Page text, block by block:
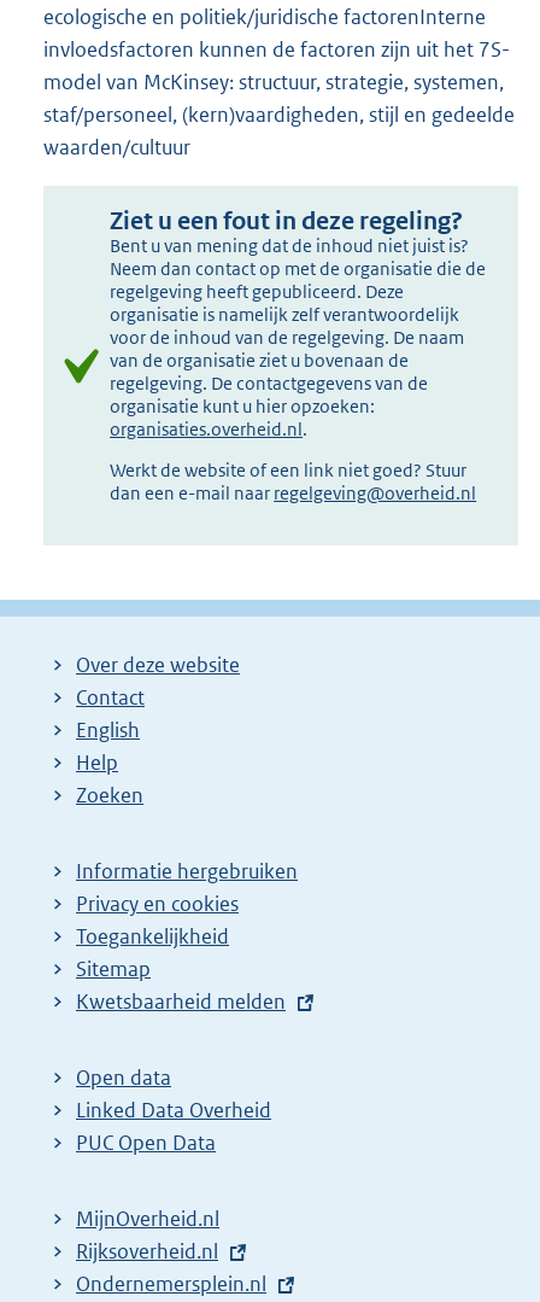
ecologische en politiek/juridische factorenInterne
invloedsfactoren kunnen de factoren zijn uit het 7S-
model van McKinsey: structuur, strategie, systemen,
staf/personeel, (kern)vaardigheden, stijl en gedeelde
waarden/cultuur
Ziet u een fout in deze regeling?
Bent u van mening dat de inhoud niet juist is?
Neem dan contact op met de organisatie die de
regelgeving heeft gepubliceerd. Deze
organisatie is namelijk zelf verantwoordelijk
voor de inhoud van de regelgeving. De naam
van de organisatie ziet u bovenaan de
regelgeving. De contactgegevens van de
organisatie kunt u hier opzoeken:
organisaties.overheid.nl.
Werkt de website of een link niet goed? Stuur
dan een e-mail naar regelgeving@overheid.nl
Over deze website
Contact
English
Help
Zoeken
Informatie hergebruiken
Privacy en cookies
Toegankelijkheid
Sitemap
E
t
e
r
l
i
n
Kwetsbaarheid melden
Open data
Linked Data Overheid
PUC Open Data
MijnOverheid.nl
E
x
Rijksoverheid.nl
E
Ondernemersplein.nl